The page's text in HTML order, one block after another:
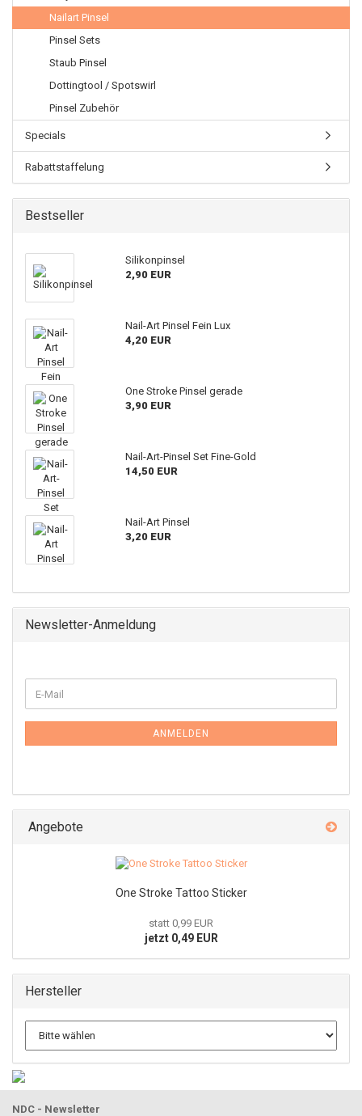
Nailart Pinsel
Pinsel Sets
Staub Pinsel
Dottingtool / Spotswirl
Pinsel Zubehör
Specials
Rabattstaffelung
Bestseller
Silikonpinsel
2,90 EUR
Nail-Art Pinsel Fein Lux
4,20 EUR
One Stroke Pinsel gerade
3,90 EUR
Nail-Art-Pinsel Set Fine-Gold
14,50 EUR
Nail-Art Pinsel
3,20 EUR
Newsletter-Anmeldung
ANMELDEN
Angebote
One Stroke Tattoo Sticker
statt 0,99 EUR
jetzt 0,49 EUR
Hersteller
NDC - Newsletter